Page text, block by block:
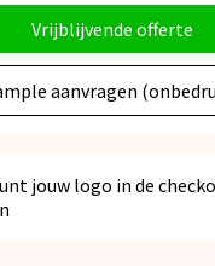
Vrijblijvende offerte
aanvragen
jouw logo in de